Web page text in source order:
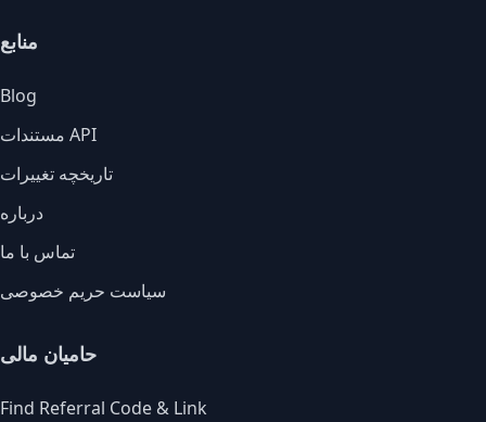
منابع
Blog
مستندات API
تاریخچه تغییرات
درباره
تماس با ما
سیاست حریم خصوصی
حامیان مالی
Find Referral Code & Link